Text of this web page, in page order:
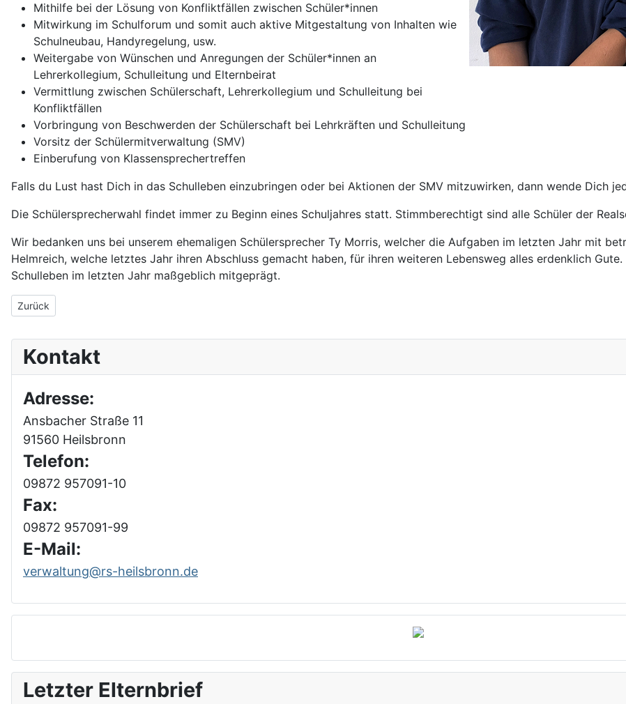
Mithilfe bei der Lösung von Konfliktfällen zwischen Schüler*innen
Mitwirkung im Schulforum und somit auch aktive Mitgestaltung von Inhalten wie
Schulneubau, Handyregelung, usw.
Weitergabe von Wünschen und Anregungen der Schüler*innen an
Lehrerkollegium, Schulleitung und Elternbeirat
Vermittlung zwischen Schülerschaft, Lehrerkollegium und Schulleitung bei
Konfliktfällen
Vorbringung von Beschwerden der Schülerschaft bei Lehrkräften und Schulleitung
Vorsitz der Schülermitverwaltung (SMV)
Einberufung von Klassensprechertreffen
Falls du Lust hast Dich in das Schulleben einzubringen oder bei Aktionen der SMV mitzuwirken, dann wende Dich
Die Schülersprecherwahl findet immer zu Beginn eines Schuljahres statt. Stimmberechtigt sind alle Schüler der
Wir bedanken uns bei unserem ehemaligen Schülersprecher Ty Morris, welcher die Aufgaben im letzten Jahr mit
Helmreich, welche letztes Jahr ihren Abschluss gemacht haben, für ihren weiteren Lebensweg alles erdenklich
Schulleben im letzten Jahr maßgeblich mitgeprägt.
Vorheriger Beitrag: Die Discopause
Zurück
Kontakt
Adresse:
Ansbacher Straße 11
91560 Heilsbronn
Telefon:
09872 957091-10
Fax:
09872 957091-99
E-Mail:
verwaltung@rs-heilsbronn.de
Letzter Elternbrief